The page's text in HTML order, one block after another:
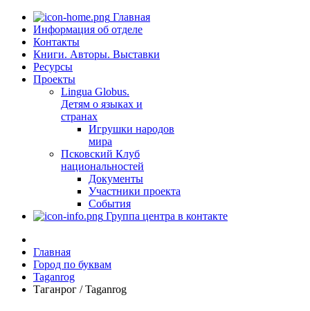
Главная
Информация об отделе
Контакты
Книги. Авторы. Выставки
Ресурсы
Проекты
Lingua Globus.
Детям о языках и
странах
Игрушки народов
мира
Псковский Клуб
национальностей
Документы
Участники проекта
События
Группа центра в контакте
Главная
Город по буквам
Taganrog
Таганрог / Taganrog